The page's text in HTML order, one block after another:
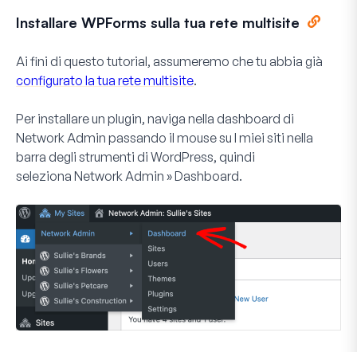
Installare WPForms sulla tua rete multisite
Ai fini di questo tutorial, assumeremo che tu abbia già
configurato la tua rete multisite.
Per installare un plugin, naviga nella dashboard di
Network Admin passando il mouse su I miei siti nella
barra degli strumenti di WordPress, quindi
seleziona Network Admin » Dashboard.